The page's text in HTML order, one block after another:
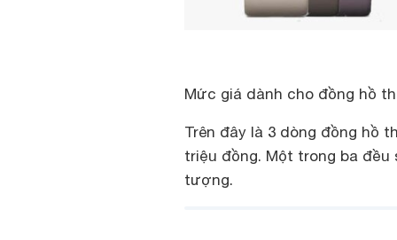
Mức giá dành cho đồng hồ
Trên đây là 3 dòng đồng hồ
triệu đồng. Một trong ba
tượng.